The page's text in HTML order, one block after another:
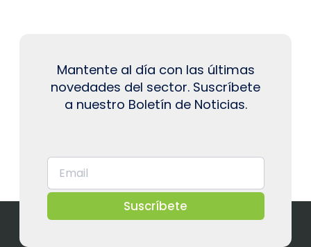
Mantente al día con las últimas
novedades del sector. Suscríbete
a nuestro Boletín de Noticias.
Suscríbete